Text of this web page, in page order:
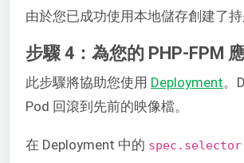
由於您已成功使用本地儲存創建了
步驟 4：為您的 PHP-FPM
此步驟將協助您使用 Deployment。
Pod 回滾到先前的映像檔。
在 Deployment 中的 spec.selector